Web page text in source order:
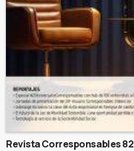
Revista Corresponsables 82